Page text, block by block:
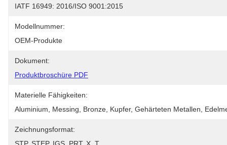
IATF 16949: 2016/ISO 9001:2015
Modellnummer:
OEM-Produkte
Dokument:
Produktbroschüre PDF
Materielle Fähigkeiten:
Aluminium, Messing, Bronze, Kupfer, Gehärteten Metallen,
Zeichnungsformat: